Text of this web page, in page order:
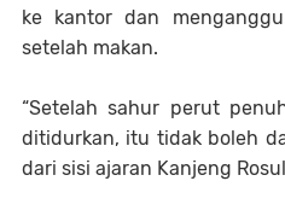
ke kantor dan
setelah makan.
“Setelah sahur perut
ditidurkan, itu tidak boleh
dari sisi ajaran Kanjeng